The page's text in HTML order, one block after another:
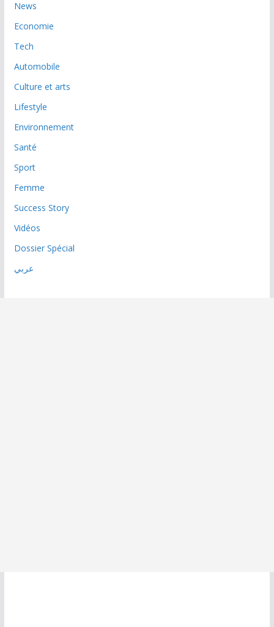
News
Economie
Tech
Automobile
Culture et arts
Lifestyle
Environnement
Santé
Sport
Femme
Success Story
Vidéos
Dossier Spécial
عربي